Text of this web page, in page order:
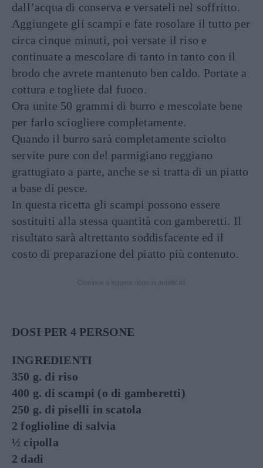
dall’acqua di conserva e versateli nel soffritto.
Aggiungete gli scampi e fate rosolare il tutto per
circa cinque minuti, poi versate il riso e
continuate a mescolare di tanto in tanto con il
brodo che avrete mantenuto ben caldo. Portate a
cottura e togliete dal fuoco.
Ora unite 50 grammi di burro e mescolate bene
per farlo sciogliere completamente.
Quando il burro sarà completamente sciolto
servite pure con del parmigiano reggiano
grattugiato a parte, anche se si tratta di un piatto
a base di pesce.
In questa ricetta gli scampi possono essere
sostituiti alla stessa quantità con gamberetti. Il
risultato sarà altrettanto soddisfacente ed il
costo di preparazione del piatto più contenuto.
DOSI PER 4 PERSONE
INGREDIENTI
350 g. di riso
400 g. di scampi (o di gamberetti)
250 g. di piselli in scatola
2 foglioline di salvia
½ cipolla
2 dadi